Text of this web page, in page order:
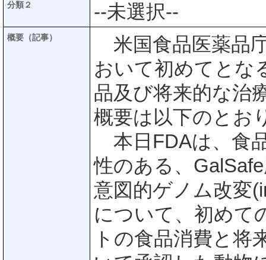
分類２ --未選択--
概要（記事）
米国食品医薬品
おいて初めてとな
品及び将来的な治
概要は以下のとお
本日FDAは、食
性のある、
意図的ゲノム改変
について、初めて
トの食品消費と将